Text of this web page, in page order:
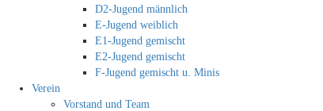
D2-Jugend männlich
E-Jugend weiblich
E1-Jugend gemischt
E2-Jugend gemischt
F-Jugend gemischt u. Minis
Verein
Vorstand und Team